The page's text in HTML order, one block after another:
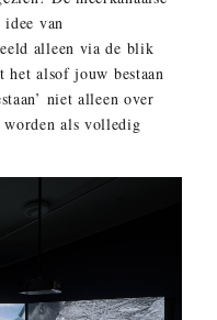
van
alleen via de blik
het alsof jouw bestaan
niet alleen over
worden als volledig